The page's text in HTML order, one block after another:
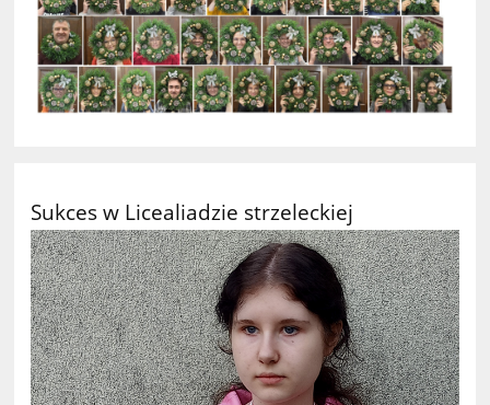
Sukces w Licealiadzie strzeleckiej